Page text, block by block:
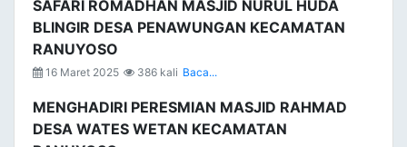
SAFARI ROMADHAN MASJID NURUL HUDA
BLINGIR DESA PENAWUNGAN KECAMATAN
RANUYOSO
16 Maret 2025 386 kali Baca...
MENGHADIRI PERESMIAN MASJID RAHMAD
DESA WATES WETAN KECAMATAN